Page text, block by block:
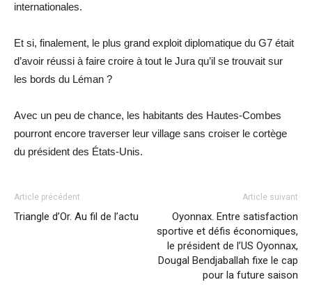
internationales.
Et si, finalement, le plus grand exploit diplomatique du G7 était
d’avoir réussi à faire croire à tout le Jura qu’il se trouvait sur
les bords du Léman ?
Avec un peu de chance, les habitants des Hautes-Combes
pourront encore traverser leur village sans croiser le cortège
du président des États-Unis.
Article précédent
Triangle d’Or. Au fil de l’actu
Article suivant
Oyonnax. Entre satisfaction
sportive et défis économiques,
le président de l’US Oyonnax,
Dougal Bendjaballah fixe le cap
pour la future saison